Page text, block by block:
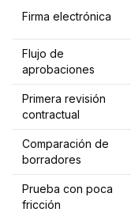
Firma electrónica
Flujo de
aprobaciones
Primera revisión
contractual
Comparación de
borradores
Prueba con poca
fricción